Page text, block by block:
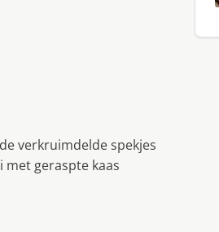
verkruimdelde spekjes
met geraspte kaas